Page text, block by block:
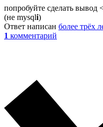
попробуйте сделать вывод
(не mysqli)
Ответ написан более трёх
1 комментарий